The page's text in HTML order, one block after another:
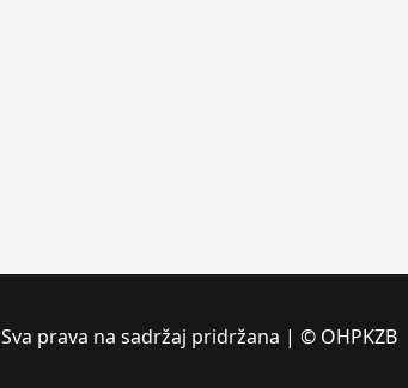
Sva prava na sadržaj pridržana | © OHPKZB